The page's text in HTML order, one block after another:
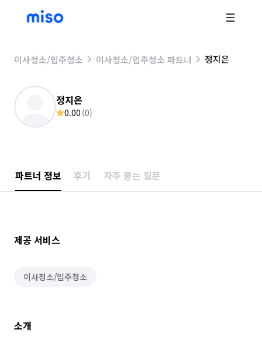
이사청소/입주청소 이사청소/입주청소 파트너 정지은
정지은
0.00 (0)
파트너 정보 후기 자주 묻는 질문
제공 서비스
이사청소/입주청소
소개